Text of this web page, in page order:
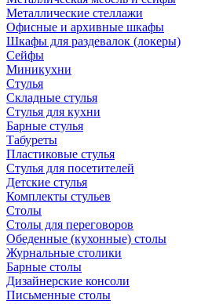
Металлические стеллажи
Офисные и архивные шкафы
Шкафы для раздевалок (локеры)
Сейфы
Миникухни
Стулья
Складные стулья
Стулья для кухни
Барные стулья
Табуреты
Пластиковые стулья
Стулья для посетителей
Детские стулья
Комплекты стульев
Столы
Столы для переговоров
Обеденные (кухонные) столы
Журнальные столики
Барные столы
Дизайнерские консоли
Письменные столы